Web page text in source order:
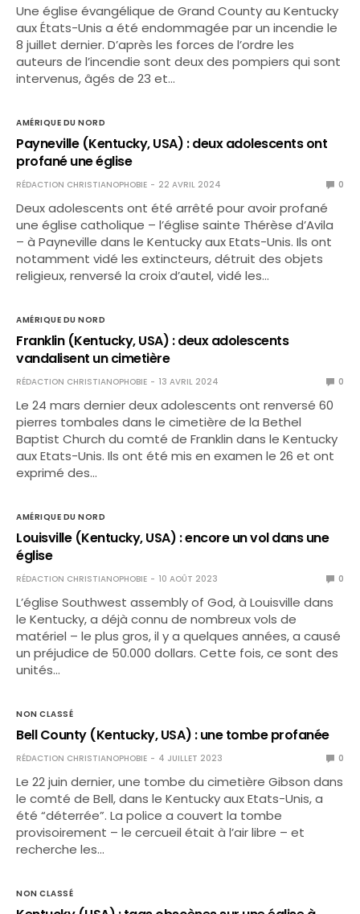
Une église évangélique de Grand County au Kentucky
aux États-Unis a été endommagée par un incendie le
8 juillet dernier. D’après les forces de l’ordre les
auteurs de l’incendie sont deux des pompiers qui sont
intervenus, âgés de 23 et…
AMÉRIQUE DU NORD
Payneville (Kentucky, USA) : deux adolescents ont
profané une église
RÉDACTION CHRISTIANOPHOBIE 22 AVRIL 2024 0
Deux adolescents ont été arrêté pour avoir profané
une église catholique – l’église sainte Thérèse d’Avila
– à Payneville dans le Kentucky aux Etats-Unis. Ils ont
notamment vidé les extincteurs, détruit des objets
religieux, renversé la croix d’autel, vidé les…
AMÉRIQUE DU NORD
Franklin (Kentucky, USA) : deux adolescents
vandalisent un cimetière
RÉDACTION CHRISTIANOPHOBIE 13 AVRIL 2024 0
Le 24 mars dernier deux adolescents ont renversé 60
pierres tombales dans le cimetière de la Bethel
Baptist Church du comté de Franklin dans le Kentucky
aux Etats-Unis. Ils ont été mis en examen le 26 et ont
exprimé des…
AMÉRIQUE DU NORD
Louisville (Kentucky, USA) : encore un vol dans une
église
RÉDACTION CHRISTIANOPHOBIE 10 AOÛT 2023 0
L’église Southwest assembly of God, à Louisville dans
le Kentucky, a déjà connu de nombreux vols de
matériel – le plus gros, il y a quelques années, a causé
un préjudice de 50.000 dollars. Cette fois, ce sont des
unités…
NON CLASSÉ
Bell County (Kentucky, USA) : une tombe profanée
RÉDACTION CHRISTIANOPHOBIE 4 JUILLET 2023 0
Le 22 juin dernier, une tombe du cimetière Gibson dans
le comté de Bell, dans le Kentucky aux Etats-Unis, a
été “déterrée”. La police a couvert la tombe
provisoirement – le cercueil était à l’air libre – et
recherche les…
NON CLASSÉ